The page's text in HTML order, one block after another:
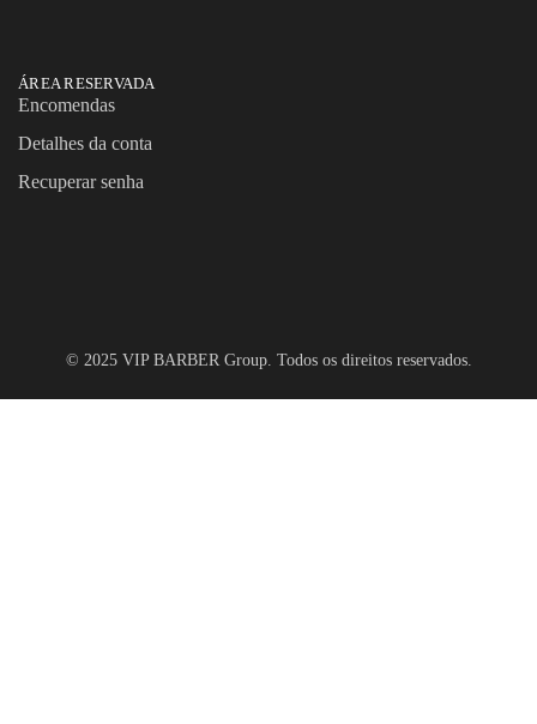
ÁREA RESERVADA
Encomendas
Detalhes da conta
Recuperar senha
© 2025 VIP BARBER Group. Todos os direitos reservados.